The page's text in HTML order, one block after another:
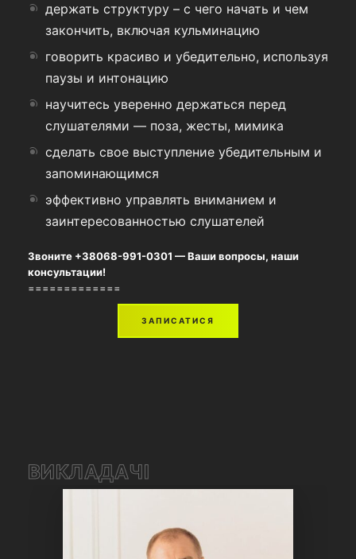
держать структуру – с чего начать и чем
закончить, включая кульминацию
говорить красиво и убедительно, используя
паузы и интонацию
научитесь уверенно держаться перед
слушателями — поза, жесты, мимика
сделать свое выступление убедительным и
запоминающимся
эффективно управлять вниманием и
заинтересованностью слушателей
Звоните +38068-991-0301 — Ваши вопросы, наши
консультации!
=============
ЗАПИСАТИСЯ
ВИКЛАДАЧІ